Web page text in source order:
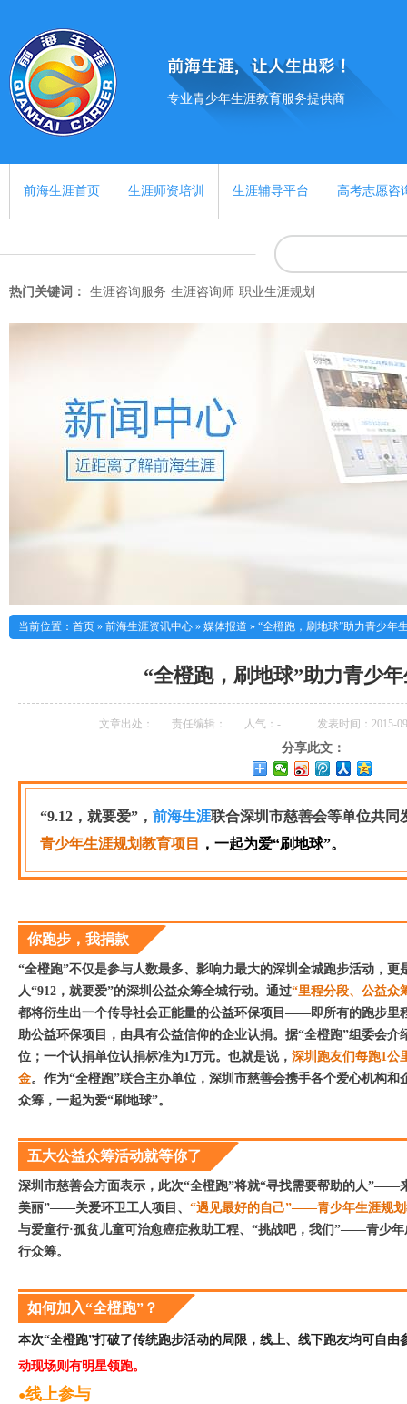
专业青少年生涯教育服务提供商
前海生涯首页 生涯师资培训 生涯辅导平台 高考志愿咨
热门关键词： 生涯咨询服务 生涯咨询师 职业生涯规划
当前位置： 首页 » 前海生涯资讯中心 » 媒体报道 » “全橙跑，刷地球”助力青少年
“全橙跑，刷地球”助力青少
文章出处： 责任编辑： 人气： - 发表时间：2015-
分享此文：
“9.12，就要爱”， 前海生涯联合深圳市慈善会等单位共同
青少年生涯规划教育项目
， 一起为爱“刷地球”。
你跑步，我捐款
“全橙跑”不仅是参与人数最多、影响力最大的深圳全城跑步活动，更
人“912，就要爱”的深圳公益众筹全城行动。通过“里程分段、公益众
都将衍生出一个传导社会正能量的公益环保项目——即所有的跑步里
助公益环保项目，由具有公益信仰的企业认捐。据“全橙跑”组委会介
位；一个认捐单位认捐标准为1万元。也就是说， 深圳跑友们每跑1公
金。作为“全橙跑”联合主办单位，深圳市慈善会携手各个爱心机构
众筹，一起为爱“刷地球”。
五大公益众筹活动就等你了
深圳市慈善会方面表示，此次“全橙跑”将就“寻找需要帮助的人”——
美丽”——关爱环卫工人项目、 “遇见最好的自己”——青少年生涯规
与爱童行·孤贫儿童可治愈癌症救助工程、“挑战吧，我们”——青少
行众筹。
如何加入“全橙跑”？
本次“全橙跑”打破了传统跑步活动的局限，线上、线下跑友均可自由
动现场则有明星领跑。
●线上参与